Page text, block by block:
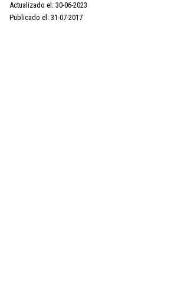
Actualizado el: 30-06-2023
Publicado el: 31-07-2017